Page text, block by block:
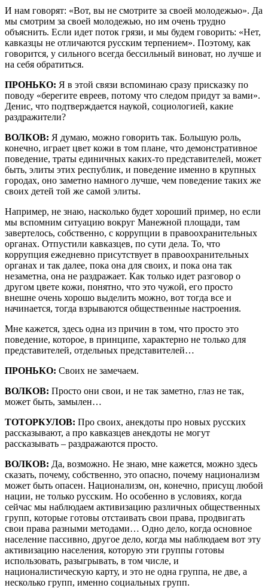
И нам говорят: «Вот, вы не смотрите за своей молодежью». Да
мы смотрим за своей молодежью, но им очень трудно
объяснить. Если идет поток грязи, и мы будем говорить: «Нет,
кавказцы не отличаются русским терпением». Поэтому, как
говорится, у сильного всегда бессильный виноват, но лучше и
на себя обратиться.
ПРОНЬКО: Я в этой связи вспоминаю сразу присказку по
поводу «берегите евреев, потому что следом придут за вами».
Денис, что подтверждается наукой, социологией, какие
раздражители?
ВОЛКОВ: Я думаю, можно говорить так. Большую роль,
конечно, играет цвет кожи в том плане, что демонстративное
поведение, траты единичных каких-то представителей, может
быть, элиты этих республик, и поведение именно в крупных
городах, оно заметно намного лучше, чем поведение таких же
своих детей той же самой элиты.
Например, не знаю, насколько будет хороший пример, но если
мы вспомним ситуацию вокруг Манежной площади, там
завертелось, собственно, с коррупции в правоохранительных
органах. Отпустили кавказцев, по сути дела. То, что
коррупция ежедневно присутствует в правоохранительных
органах и так далее, пока она для своих, и пока она так
незаметна, она не раздражает. Как только идет разговор о
другом цвете кожи, понятно, что это чужой, его просто
внешне очень хорошо выделить можно, вот тогда все и
начинается, тогда взрываются общественные настроения.
Мне кажется, здесь одна из причин в том, что просто это
поведение, которое, в принципе, характерно не только для
представителей, отдельных представителей…
ПРОНЬКО: Своих не замечаем.
ВОЛКОВ: Просто они свои, и не так заметно, глаз не так,
может быть, замылен…
ТОТОРКУЛОВ: Про своих, анекдоты про новых русских
рассказывают, а про кавказцев анекдоты не могут
рассказывать – раздражаются просто.
ВОЛКОВ: Да, возможно. Не знаю, мне кажется, можно здесь
сказать, почему, собственно, это опасно, почему национализм
может быть опасен. Национализм, он, конечно, присущ любой
нации, не только русским. Но особенно в условиях, когда
сейчас мы наблюдаем активизацию различных общественных
групп, которые готовы отстаивать свои права, продвигать
свои права разными методами… Одно дело, когда основное
население пассивно, другое дело, когда мы наблюдаем вот эту
активизацию населения, которую эти группы готовы
использовать, разыгрывать, в том числе, и
националистическую карту, и это не одна группа, не две, а
несколько групп, именно социальных групп.